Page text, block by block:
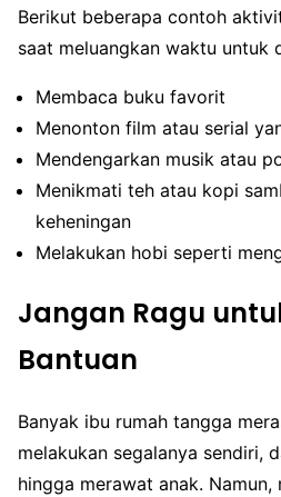
Berikut beberapa contoh
saat meluangkan waktu untuk
Membaca buku favorit
Menonton film atau serial
Mendengarkan musik atau
Menikmati teh atau kopi
keheningan
Melakukan hobi seperti
Jangan Ragu
Bantuan
Banyak ibu rumah tangga
melakukan segalanya sendiri,
hingga merawat anak. Namun,